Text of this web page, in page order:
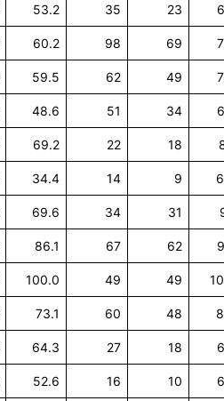
53.2 35 23
60.2 98 69
59.5 62 49
48.6 51 34
69.2 22 18
34.4 14 9
69.6 34 31
86.1 67 62
100.0 49 49
73.1 60 48
64.3 27 18
52.6 16 10